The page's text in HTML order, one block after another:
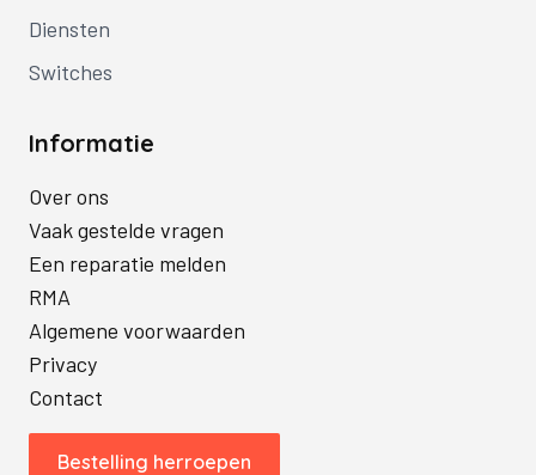
Diensten
Switches
Informatie
Over ons
Vaak gestelde vragen
Een reparatie melden
RMA
Algemene voorwaarden
Privacy
Contact
Bestelling herroepen